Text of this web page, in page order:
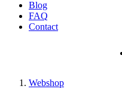
Blog
FAQ
Contact
Webshop